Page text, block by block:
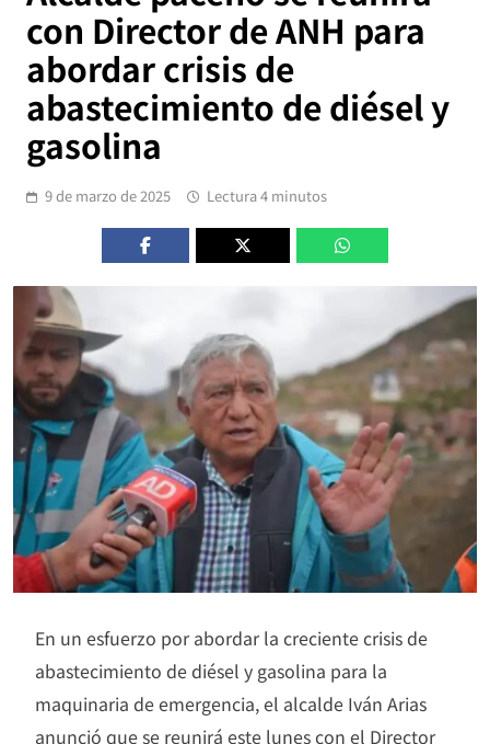
con Director de ANH para
abordar crisis de
abastecimiento de diésel y
gasolina
9 de marzo de 2025 Lectura 4 minutos
En un esfuerzo por abordar la creciente crisis de
abastecimiento de diésel y gasolina para la
maquinaria de emergencia, el alcalde Iván Arias
anunció que se reunirá este lunes con el Director